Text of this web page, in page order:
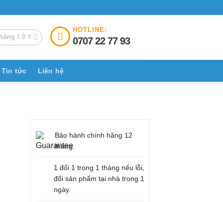
/ 0 ₫
HOTLINE:
0707 22 77 93
Tin tức Liên hệ
Bảo hành chính hãng 12
tháng.
1 đổi 1 trong 1 tháng nếu lỗi,
đổi sản phẩm tại nhà trong 1
ngày.